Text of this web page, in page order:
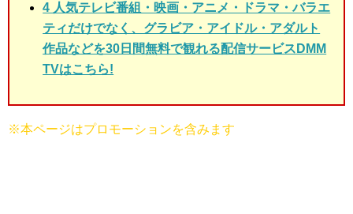
4 人気テレビ番組・映画・アニメ・ドラマ・バラエ
ティだけでなく、グラビア・アイドル・アダルト
作品などを30日間無料で観れる配信サービスDMM
TVはこちら!
※本ページはプロモーションを含みます